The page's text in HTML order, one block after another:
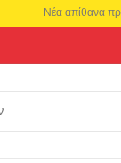
Νέα απίθανα